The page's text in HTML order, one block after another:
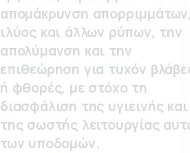
απομάκρυνση
ιλύος και άλλων ρύπων, την
απολύμανση και την
επιθεώρηση για τυχόν
ή φθορές, με στόχο τη
διασφάλιση της υγιεινής και
της σωστής λειτουργίας
των υποδομών.